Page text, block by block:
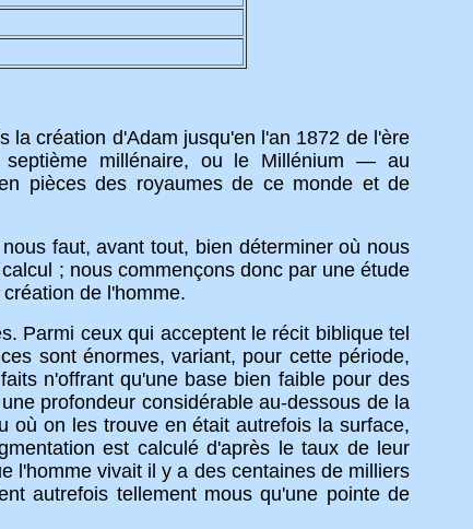
la création d'Adam jusqu'en l'an 1872 de l'ère
septième millénaire, ou le Millénium — au
pièces des royaumes de ce monde et de
faut, avant tout, bien déterminer où nous
; nous commençons donc par une étude
de l'homme.
ceux qui acceptent le récit biblique tel
sont énormes, variant, pour cette période,
n'offrant qu'une base bien faible pour des
profondeur considérable au-dessous de la
où on les trouve en était autrefois la surface,
est calculé d'après le taux de leur
l'homme vivait il y a des centaines de milliers
autrefois tellement mous qu'une pointe de